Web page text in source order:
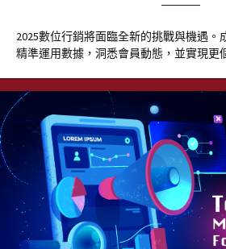
2025數位行銷將面臨全新的挑戰與機遇。
精準運用數據，洞悉會員動態，並實現更